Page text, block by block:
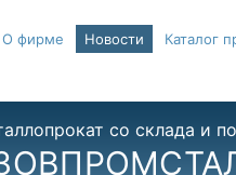
О фирме Новости Каталог
письмо
со склада и